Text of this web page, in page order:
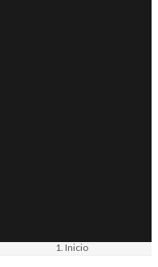
Inicio